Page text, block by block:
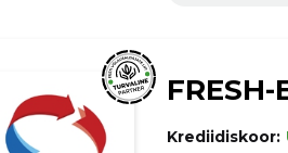
FRESH-
Krediidiskoor: